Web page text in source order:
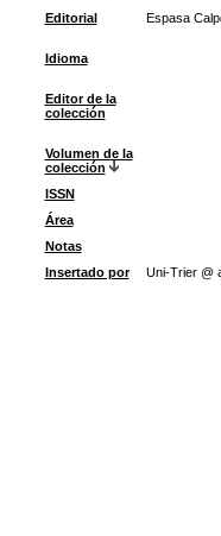
Editorial
Espasa
Idioma
Editor de la
colección
Volumen de la
colección
ISSN
Área
Notas
Insertado por
Uni-Trier @